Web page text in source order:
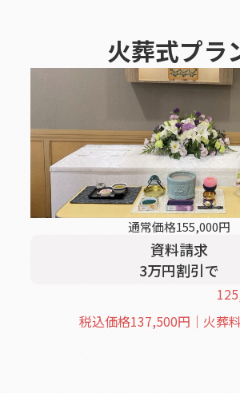
火葬式プラ
通常価格155,000円
資料請求
3万円割引で
税込価格137,500円｜火葬